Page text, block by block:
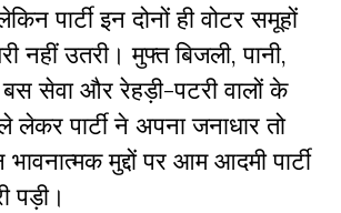
पार्टी इन दोनों ही वोटर समूहों
नहीं उतरी। मुफ्त बिजली, पानी,
सेवा और रेहड़ी-पटरी वालों के
पार्टी ने अपना जनाधार तो
मुद्दों पर आम आदमी पार्टी
पड़ी।